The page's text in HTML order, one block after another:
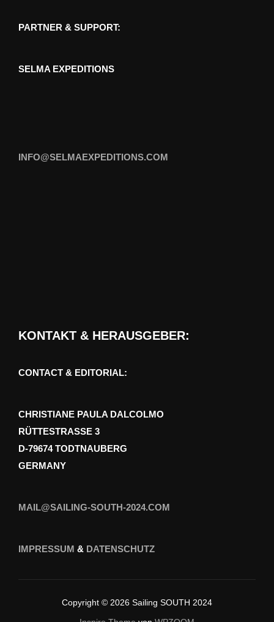
PARTNER & SUPPORT:
SELMA EXPEDITIONS
INFO@SELMAEXPEDITIONS.COM
KONTAKT & HERAUSGEBER:
CONTACT & EDITORIAL:
CHRISTIANE PAULA DALCOLMO
RÜTTESTRASSE 3
D-79674 TODTNAUBERG
GERMANY
MAIL@SAILING-SOUTH-2024.COM
IMPRESSUM & DATENSCHUTZ
Copyright © 2026 Sailing SOUTH 2024